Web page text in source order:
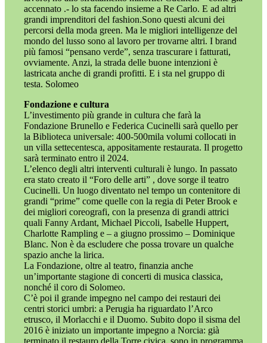
accennato .- lo sta facendo insieme a Re Carlo. E ad altri
grandi imprenditori del fashion.Sono questi alcuni dei
percorsi della moda green. Ma le migliori intelligenze del
mondo del lusso sono al lavoro per trovarne altri. I brand
più famosi “pensano verde”, senza trascurare i fatturati,
ovviamente. Anzi, la strada delle buone intenzioni è
lastricata anche di grandi profitti. E i sta nel gruppo di
testa. Solomeo
Fondazione e cultura
L’investimento più grande in cultura che farà la
Fondazione Brunello e Federica Cucinelli sarà quello per
la Biblioteca universale: 400-500mila volumi collocati in
un villa settecentesca, appositamente restaurata. Il progetto
sarà terminato entro il 2024.
L’elenco degli altri interventi culturali è lungo. In passato
era stato creato il “Foro delle arti” , dove sorge il teatro
Cucinelli. Un luogo diventato nel tempo un contenitore di
grandi “prime” come quelle con la regia di Peter Brook e
dei migliori coreografi, con la presenza di grandi attrici
quali Fanny Ardant, Michael Piccoli, Isabelle Huppert,
Charlotte Rampling e – a giugno prossimo – Dominique
Blanc. Non è da escludere che possa trovare un qualche
spazio anche la lirica.
La Fondazione, oltre al teatro, finanzia anche
un’importante stagione di concerti di musica classica,
nonché il coro di Solomeo.
C’è poi il grande impegno nel campo dei restauri dei
centri storici umbri: a Perugia ha riguardato l’Arco
etrusco, il Morlacchi e il Duomo. Subito dopo il sisma del
2016 è iniziato un importante impegno a Norcia: già
terminato il restauro della Torre civica, sono in programma